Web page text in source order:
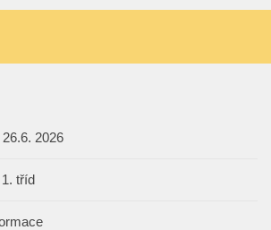
2026
tříd